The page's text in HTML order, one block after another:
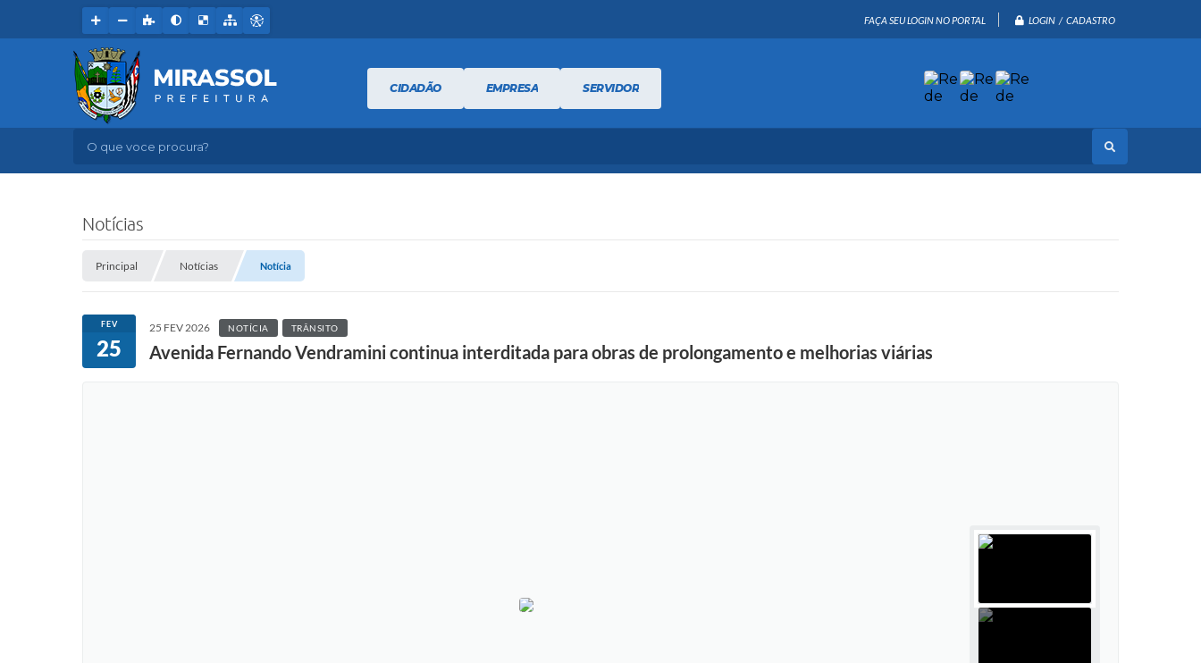
FAÇA SEU LOGIN NO PORTAL LOGIN / CADASTRO
O que voce procura?
CIDADÃO EMPRESA SERVIDOR
Notícias
Principal Notícias Notícia
FEV
25
25 FEV 2026 NOTÍCIA TRÂNSITO
Avenida Fernando Vendramini continua interditada para obras de prolongamento e melhorias viárias